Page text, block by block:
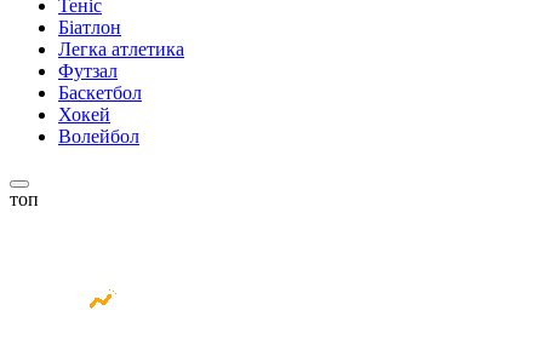
Теніс
Біатлон
Легка атлетика
Футзал
Баскетбол
Хокей
Волейбол
топ